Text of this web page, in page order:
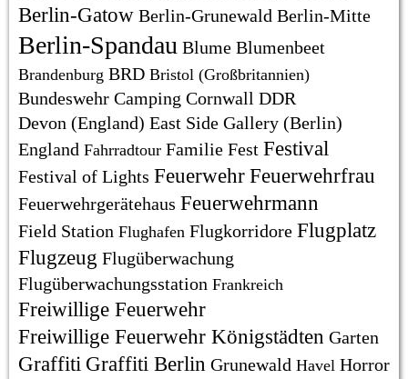
Berlin-Gatow Berlin-Grunewald Berlin-Mitte
Berlin-Spandau Blume Blumenbeet
Brandenburg BRD Bristol (Großbritannien)
Bundeswehr Camping Cornwall DDR
Devon (England) East Side Gallery (Berlin)
England Fahrradtour Familie Fest Festival
Festival of Lights Feuerwehr Feuerwehrfrau
Feuerwehrgerätehaus Feuerwehrmann
Field Station Flughafen Flugkorridore Flugplatz
Flugzeug Flugüberwachung
Flugüberwachungsstation Frankreich
Freiwillige Feuerwehr
Freiwillige Feuerwehr Königstädten Garten
Graffiti Graffiti Berlin Grunewald Havel Horror